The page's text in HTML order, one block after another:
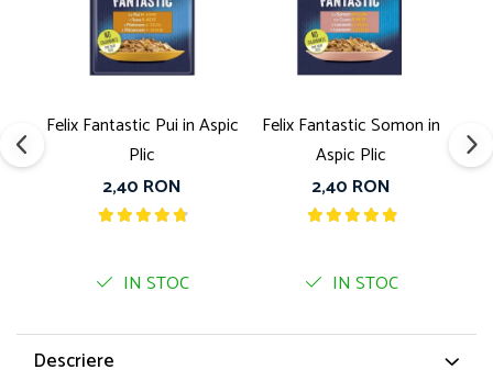
Suplimente Nutritive Caini
Cosuri, Culcusuri si Perne
Lese, zgarzi si hamuri
Recompense si Delicii pentru Caini
Lapte pentru Caini
Hainute Caini
Educare si Dresaj
Castroane, Boluri si Accesorii
Lovely Hunter
Igiena Pisici
Sampoane si Balsamuri
Igiena Auriculara
Igiena Oculara
Articole Periaj
Igiena Orala si Dentara
Lapte pentru Pisici
Suplimente Nutritive Pisici
Felix Fantastic Pui in Aspic
Plic
2,40 RON
IN STOC
Felix Fantastic Somon in
Aspic Plic
2,40 RON
IN STOC
Descriere